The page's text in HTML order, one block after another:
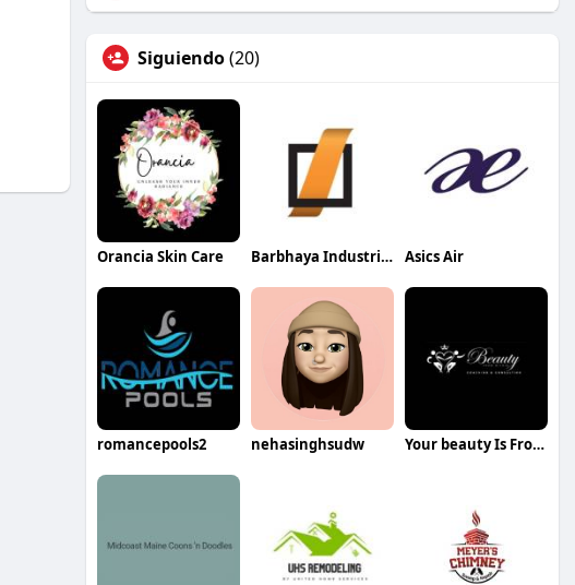
Siguiendo(20)
Orancia Skin Care Barbhaya Industries Asics Air
romancepools2 nehasinghsudw Your beauty Is From within